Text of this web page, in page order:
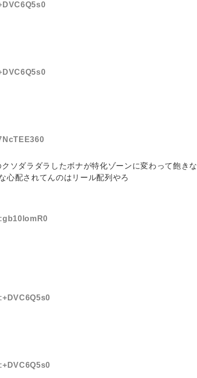
ソダラダラしたボナが特化ゾーンに変わって飽きな
心配されてんのはリール配列やろ